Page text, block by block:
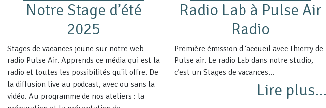
Notre Stage d’été
2025
Stages de vacances jeune sur notre web
radio Pulse Air. Apprends ce média qui est la
radio et toutes les possibilités qu'il offre. De
la diffusion live au podcast, avec ou sans la
vidéo. Au programme de nos ateliers : la
Radio Lab à Pulse Air
Radio
Première émission d ‘accueil avec Thierry de
Pulse air. Le radio Lab dans notre studio,
c’est un Stages de vacances...
Lire plus...